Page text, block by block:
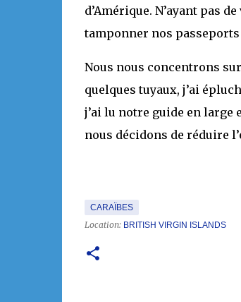
d’Amérique. N’ayant pas
tamponner nos
Nous nous concentrons
quelques tuyaux, j’ai
j’ai lu notre guide en large
nous décidons de réduire
CARAÏBES
Location: BRITISH VIRGIN ISLANDS